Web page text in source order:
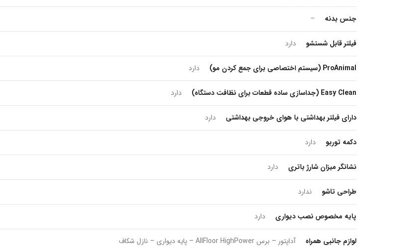
جنس بدنه –
فیلتر قابل شستشو دارد
ProAnimal (سیستم اختصاصی برای جمع کردن مو) دارد
Easy Clean (جداسازی ساده قطعات برای نظافت دستگاه) دارد
دارای فیلتر بهداشتی با هوای خروجی بهداشتی دارد
دکمه توربو دارد
نشانگر میزان شارژ باتری دارد
طراحی تاشو ندارد
پایه مخصوص نصب دیواری دارد
لوازم جانبی همراه آداپتور – برس AllFloor HighPower – پایه دیواری – نازل شکاف